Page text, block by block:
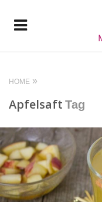
HOME
Apfelsaft Tag